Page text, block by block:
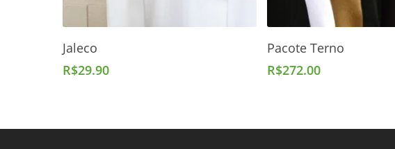
Jaleco
R$29.90
Adicionar Ao
Pacote Terno
R$272.00